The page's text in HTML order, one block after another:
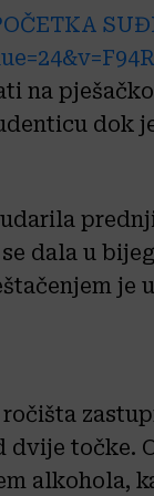
na
dok
dala u
je
dvije točke.
alkohola,